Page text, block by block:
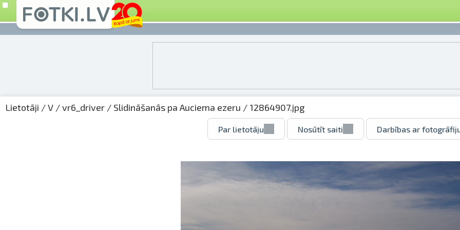
Lietotāji /V /vr6_driver / Slidināšanās pa Auciema ezeru / 12864907.jpg
Par lietotāju Nosūtīt saiti Darbības ar